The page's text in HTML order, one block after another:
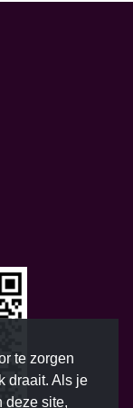
te zorgen
draait. Als je
deze site,